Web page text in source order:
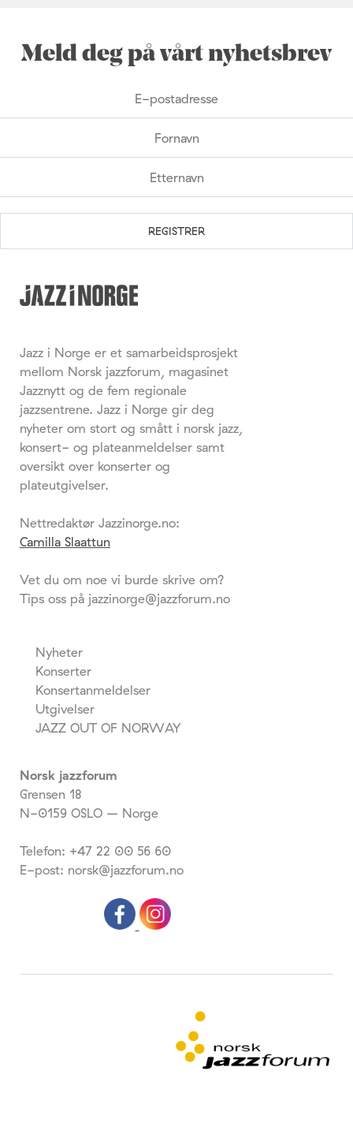
Meld deg på vårt nyhetsbrev
Jazz i Norge er et samarbeidsprosjekt
mellom Norsk jazzforum, magasinet
Jazznytt og de fem regionale
jazzsentrene. Jazz i Norge gir deg
nyheter om stort og smått i norsk jazz,
konsert- og plateanmeldelser samt
oversikt over konserter og
plateutgivelser.
Nettredaktør Jazzinorge.no:
Camilla Slaattun
Vet du om noe vi burde skrive om?
Tips oss på jazzinorge@jazzforum.no
Nyheter
Konserter
Konsertanmeldelser
Utgivelser
JAZZ OUT OF NORWAY
Norsk jazzforum
Grensen 18
N-0159 OSLO – Norge
Telefon: +47 22 00 56 60
E-post: norsk@jazzforum.no